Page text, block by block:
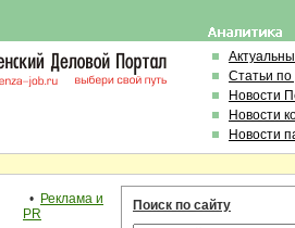
Статьи
Новости
Новости
Новости
• Реклама и
PR
Поиск по сайту